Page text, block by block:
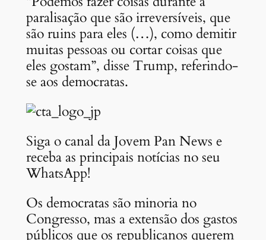
paralisação que são irreversíveis, que
são ruins para eles (…), como demitir
muitas pessoas ou cortar coisas que
eles gostam”, disse Trump, referindo-
se aos democratas.
Siga o canal da Jovem Pan News e
receba as principais notícias no seu
WhatsApp!
Os democratas são minoria no
Congresso, mas a extensão dos gastos
públicos que os republicanos querem